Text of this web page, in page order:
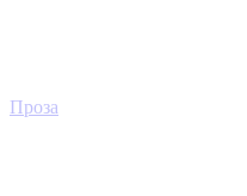
Проза